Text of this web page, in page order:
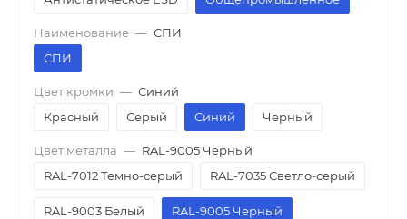
Наименование — СПИ
СПИ
Цвет кромки — Синий
Красный
Серый Синий Черный
Цвет металла — RAL-9005 Черный
RAL-7012 Темно-серый
RAL-7035 Светло-серый
RAL-9003 Белый RAL-9005 Черный